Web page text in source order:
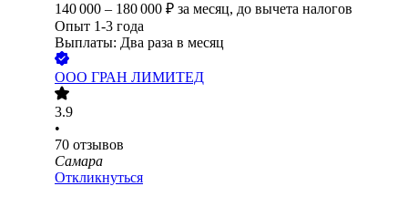
140 000 – 180 000 ₽ за месяц, до вычета налогов
Опыт 1-3 года
Выплаты: Два раза в месяц
ООО ГРАН ЛИМИТЕД
3.9
•
70 отзывов
Самара
Откликнуться